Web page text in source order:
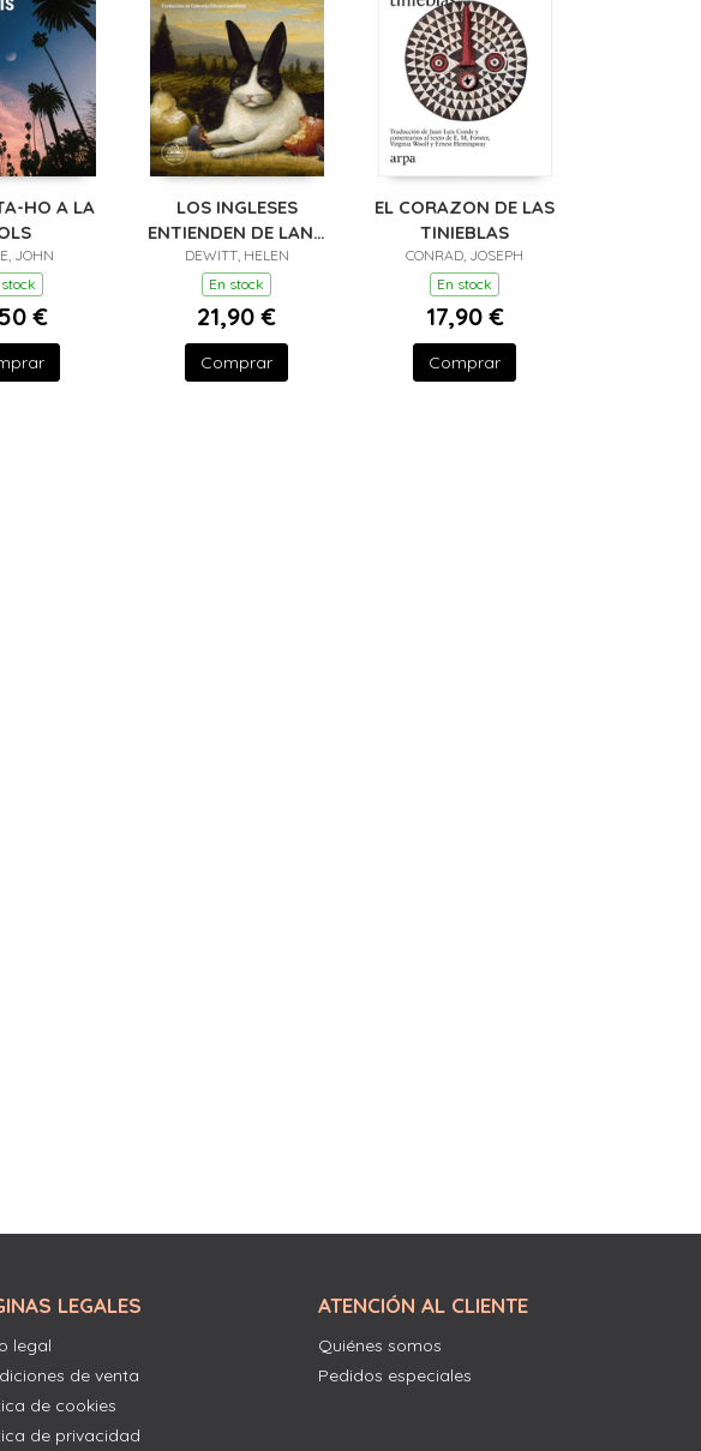
HO A LA
JOHN
€
LOS INGLESES
ENTIENDEN DE LANA
(Y OTROS TRUCOS)
DEWITT, HELEN
En stock
21,90 €
Comprar
EL CORAZON DE LAS
TINIEBLAS
CONRAD, JOSEPH
En stock
17,90 €
Comprar
LEGALES
legal
de venta
de cookies
de privacidad
ATENCIÓN AL CLIENTE
Quiénes somos
Pedidos especiales